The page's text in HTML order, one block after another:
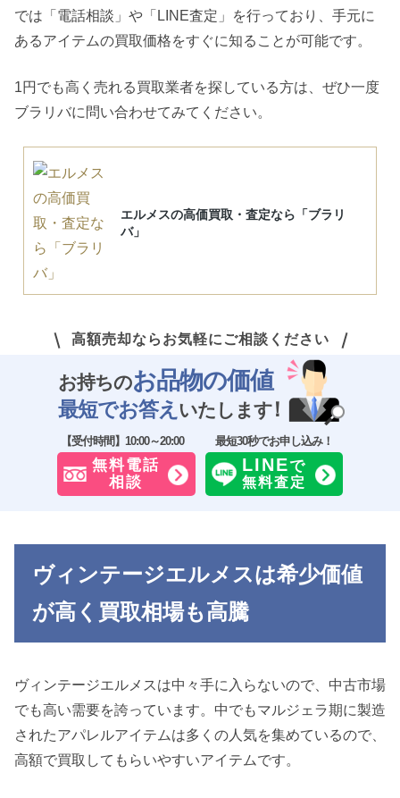
では「​​電話相談」や「LINE査定」を行っており、手元に
あるアイテムの買取価格をすぐに知ることが可能です。
1円でも高く売れる買取業者を探している方は、ぜひ一度
ブラリバに問い合わせてみてください。
エルメスの高価買取・査定なら「ブラリ
バ」
高額売却ならお気軽にご相談ください
お持ちのお品物の価値
最短でお答え いたします！
無料電話
相談
LINEで
無料査定
ヴィンテージエルメスは希少価値
が高く買取相場も高騰
ヴィンテージエルメスは中々手に入らないので、中古市場
でも高い需要を誇っています。中でもマルジェラ期に製造
されたアパレルアイテムは多くの人気を集めているので、
高額で買取してもらいやすいアイテムです。